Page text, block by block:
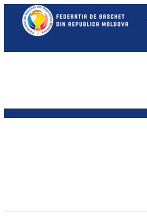
Перейти
содержимому